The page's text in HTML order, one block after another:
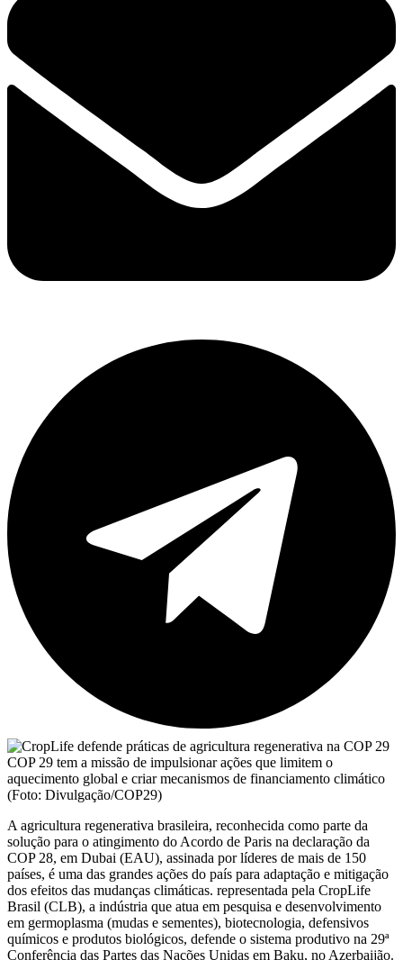
COP 29 tem a missão de impulsionar ações que limitem o
aquecimento global e criar mecanismos de financiamento climático
(Foto: Divulgação/COP29)
A agricultura regenerativa brasileira, reconhecida como parte da
solução para o atingimento do Acordo de Paris na declaração da
COP 28, em Dubai (EAU), assinada por líderes de mais de 150
países, é uma das grandes ações do país para adaptação e mitigação
dos efeitos das mudanças climáticas. representada pela CropLife
Brasil (CLB), a indústria que atua em pesquisa e desenvolvimento
em germoplasma (mudas e sementes), biotecnologia, defensivos
químicos e produtos biológicos, defende o sistema produtivo na 29ª
Conferência das Partes das Nações Unidas em Baku, no Azerbaijão.